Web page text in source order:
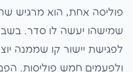
פוליסה אחת, הוא מרגיש
שמישהו יעשה לו סדר.
לפגישת יישור קו שממנה
ולפעמים חמש פוליסות.